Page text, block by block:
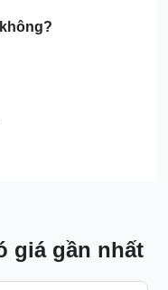
giá gần nhất